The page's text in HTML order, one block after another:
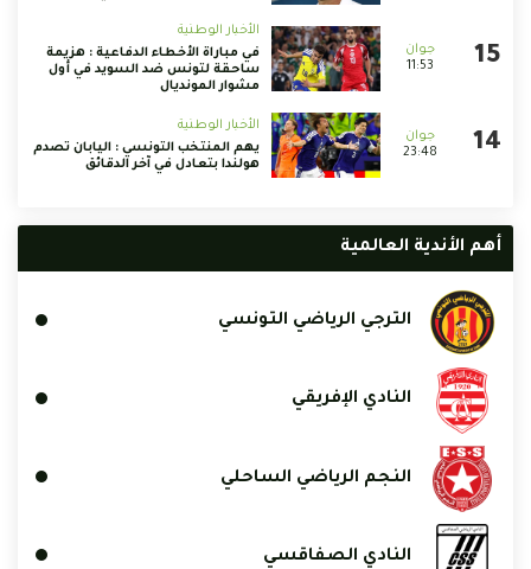
11:53
الأخبار الوطنية
في مباراة الأخطاء الدفاعية : هزيمة
ساحقة لتونس ضد السويد في أول
مشوار المونديال
23:48
الأخبار الوطنية
يهم المنتخب التونسي : اليابان تصدم
هولندا بتعادل في آخر الدقائق
أهم الأندية العالمية
الترجي الرياضي التونسي
النادي الإفريقي
النجم الرياضي الساحلي
النادي الصفاقسي